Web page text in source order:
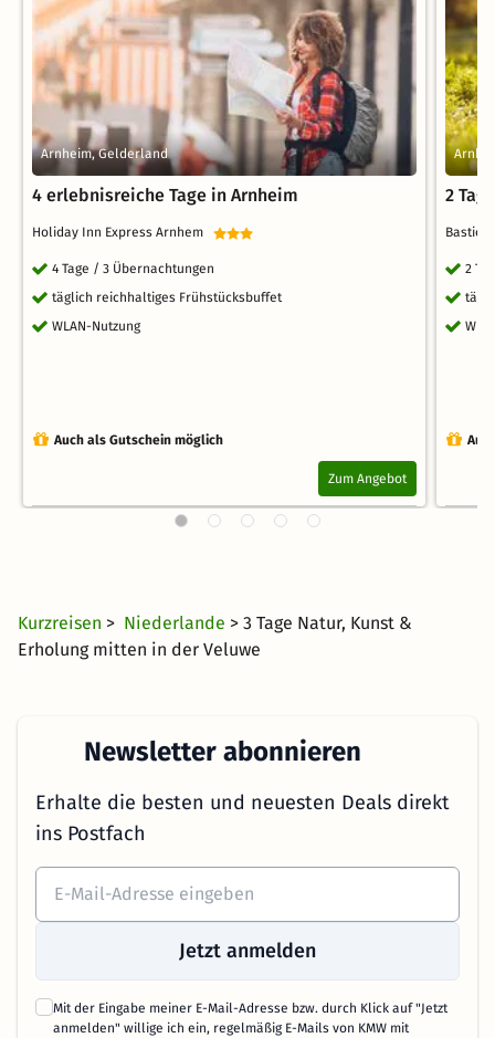
Arnheim, Gelderland
4 erlebnisreiche Tage in Arnheim
Holiday Inn Express Arnhem
4 Tage / 3 Übernachtungen
täglich reichhaltiges Frühstücksbuffet
WLAN-Nutzung
Auch als Gutschein möglich
Zum Angebot
2
2
Kurzreisen > Niederlande > 3 Tage Natur, Kunst &
Erholung mitten in der Veluwe
Newsletter abonnieren
Erhalte die besten und neuesten Deals direkt
ins Postfach
Jetzt anmelden
Mit der Eingabe meiner E-Mail-Adresse bzw. durch Klick auf "Jetzt
anmelden" willige ich ein, regelmäßig E-Mails von KMW mit